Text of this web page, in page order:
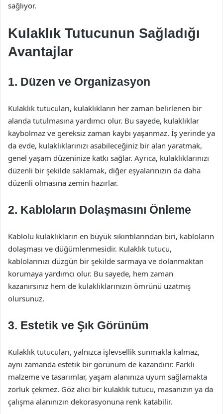
sağlıyor.
Kulaklık Tutucunun Sağladığı
Avantajlar
1. Düzen ve Organizasyon
Kulaklık tutucuları, kulaklıkların her zaman belirlenen bir
alanda tutulmasına yardımcı olur. Bu sayede, kulaklıklar
kaybolmaz ve gereksiz zaman kaybı yaşanmaz. İş yerinde ya
da evde, kulaklıklarınızı asabileceğiniz bir alan yaratmak,
genel yaşam düzeninize katkı sağlar. Ayrıca, kulaklıklarınızı
düzenli bir şekilde saklamak, diğer eşyalarınızın da daha
düzenli olmasına zemin hazırlar.
2. Kabloların Dolaşmasını Önleme
Kablolu kulaklıkların en büyük sıkıntılarından biri, kabloların
dolaşması ve düğümlenmesidir. Kulaklık tutucu,
kablolarınızı düzgün bir şekilde sarmaya ve dolanmaktan
korumaya yardımcı olur. Bu sayede, hem zaman
kazanırsınız hem de kulaklıklarınızın ömrünü uzatmış
olursunuz.
3. Estetik ve Şık Görünüm
Kulaklık tutucuları, yalnızca işlevsellik sunmakla kalmaz,
aynı zamanda estetik bir görünüm de kazandırır. Farklı
malzeme ve tasarımlar, yaşam alanınıza uyum sağlamakta
zorluk çekmez. Göz alıcı bir kulaklık tutucu, masanızın ya da
çalışma alanınızın dekorasyonuna renk katabilir.